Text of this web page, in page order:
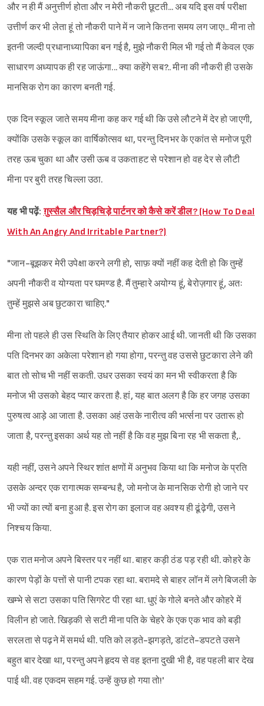
और न ही मैं अनुत्तीर्ण होता और न मेरी नौकरी छूटती... अब यदि इस वर्ष परीक्षा
उत्तीर्ण कर भी लेता हूं तो नौकरी पाने में न जाने कितना समय लग जाए!.. मीना तो
इतनी जल्दी प्रधानाध्यापिका बन गई है, मुझे नौकरी मिल भी गई तो मैं केवल एक
साधारण अध्यापक ही रह जाऊंगा... क्या कहेंगे सब?.. मीना की नौकरी ही उसके
मानसिक रोग का कारण बनती गई.
एक दिन स्कूल जाते समय मीना कह कर गई थी कि उसे लौटने में देर हो जाएगी,
क्योंकि उसके स्कूल का वार्षिकोत्सव था, परन्तु दिनभर के एकांत से मनोज पूरी
तरह ऊब चुका था और उसी ऊब व उकताहट से परेशान हो वह देर से लौटी
मीना पर बुरी तरह चिल्ला उठा.
यह भी पढ़ें:ग़ुस्सैल और चिड़चिड़े पार्टनर को कैसे करें डील? (How To Deal
With An Angry And Irritable Partner?)
"जान-बूझकर मेरी उपेक्षा करने लगी हो, साफ़ क्यों नहीं कह देती हो कि तुम्हें
अपनी नौकरी व योग्यता पर घमण्ड है. मैं तुम्हारे अयोग्य हूं, बेरोज़गार हूं, अतः
तुम्हें मुझसे अब छुटकारा चाहिए."
मीना तो पहले ही उस स्थिति के लिए तैयार होकर आई थी. जानती थी कि उसका
पति दिनभर का अकेला परेशान हो गया होगा, परन्तु वह उससे छुटकारा लेने की
बात तो सोच भी नहीं सकती. उधर उसका स्वयं का मन भी स्वीकरता है कि
मनोज भी उसको बेहद प्यार करता है. हां, यह बात अलग है कि हर जगह उसका
पुरुषत्व आड़े आ जाता है. उसका अहं उसके नारीत्व की भर्त्सना पर उतारू हो
जाता है, परन्तु इसका अर्थ यह तो नहीं है कि वह मुझ बिना रह भी सकता है,.
यही नहीं, उसने अपने स्थिर शांत क्षणों में अनुभव किया था कि मनोज के प्रति
उसके अन्दर एक रागात्मक सम्बन्ध है, जो मनोज के मानसिक रोगी हो जाने पर
भी ज्यों का त्यों बना हुआ है. इस रोग का इलाज वह अवश्य ही ढूंढ़ेगी, उसने
निश्चय किया.
एक रात मनोज अपने बिस्तर पर नहीं था. बाहर कड़ी ठंड पड़ रही थी. कोहरे के
कारण पेड़ों के पत्तों से पानी टपक रहा था. बरामदे से बाहर लॉन में लगे बिजली के
खम्भे से सटा उसका पति सिगरेट पी रहा था. धुएं के गोले बनते और कोहरे में
विलीन हो जाते. खिड़की से सटी मीना पति के चेहरे के एक एक भाव को बड़ी
सरलता से पढ़ने में समर्थ थी. पति को लड़ते-झगड़ते, डांटते-डपटते उसने
बहुत बार देखा था, परन्तु अपने हृदय से वह इतना दुखी भी है, वह पहली बार देख
पाई थी. वह एकदम सहम गई. उन्हें कुछ हो गया तो!'